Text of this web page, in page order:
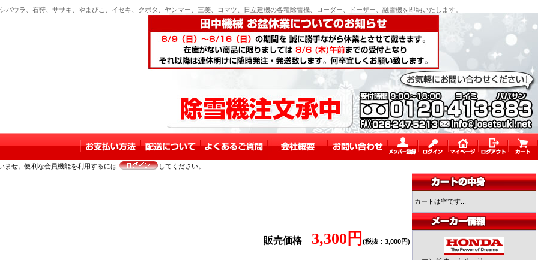
ラ、石狩、ササキ、やまびこ、イセキ、クボタ、ヤンマー、三菱、コマツ、日立建機の各種除雪機、ローダー、ドーザー、融雪機を即納いたします。
ませ。便利な会員機能を利用するには してください。
販売価格 3,300円 (税抜：3,000円)
カートは空です...